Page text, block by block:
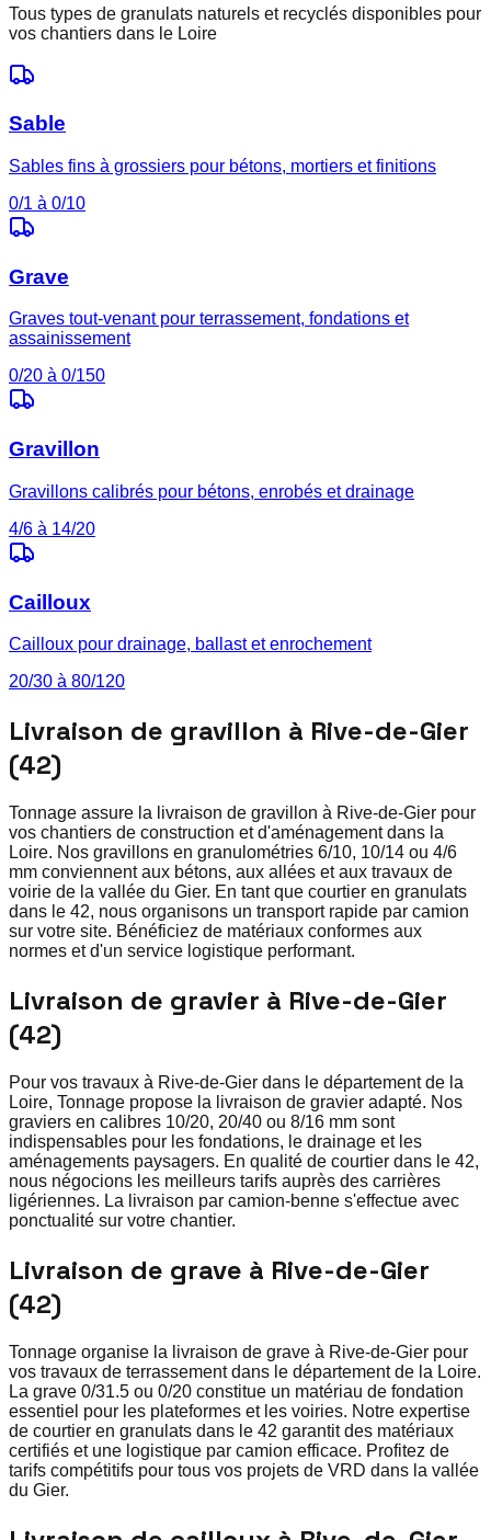
Tous types de granulats naturels et recyclés disponibles pour
vos chantiers dans le Loire
Sable
Sables fins à grossiers pour bétons, mortiers et finitions
0/1 à 0/10
Grave
Graves tout-venant pour terrassement, fondations et
assainissement
0/20 à 0/150
Gravillon
Gravillons calibrés pour bétons, enrobés et drainage
4/6 à 14/20
Cailloux
Cailloux pour drainage, ballast et enrochement
20/30 à 80/120
Livraison de gravillon à Rive-de-Gier
(42)
Tonnage assure la livraison de gravillon à Rive-de-Gier pour
vos chantiers de construction et d'aménagement dans la
Loire. Nos gravillons en granulométries 6/10, 10/14 ou 4/6
mm conviennent aux bétons, aux allées et aux travaux de
voirie de la vallée du Gier. En tant que courtier en granulats
dans le 42, nous organisons un transport rapide par camion
sur votre site. Bénéficiez de matériaux conformes aux
normes et d'un service logistique performant.
Livraison de gravier à Rive-de-Gier
(42)
Pour vos travaux à Rive-de-Gier dans le département de la
Loire, Tonnage propose la livraison de gravier adapté. Nos
graviers en calibres 10/20, 20/40 ou 8/16 mm sont
indispensables pour les fondations, le drainage et les
aménagements paysagers. En qualité de courtier dans le 42,
nous négocions les meilleurs tarifs auprès des carrières
ligériennes. La livraison par camion-benne s'effectue avec
ponctualité sur votre chantier.
Livraison de grave à Rive-de-Gier
(42)
Tonnage organise la livraison de grave à Rive-de-Gier pour
vos travaux de terrassement dans le département de la Loire.
La grave 0/31.5 ou 0/20 constitue un matériau de fondation
essentiel pour les plateformes et les voiries. Notre expertise
de courtier en granulats dans le 42 garantit des matériaux
certifiés et une logistique par camion efficace. Profitez de
tarifs compétitifs pour tous vos projets de VRD dans la vallée
du Gier.